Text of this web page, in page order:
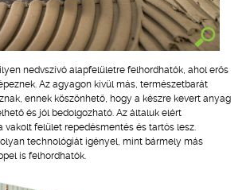
nedvszívó alapfelületre felhordhatók, ahol erős
Az agyagon kívül más, természetbarát
ennek köszönhető, hogy a készre kevert anyag
és jól bedolgozható. Az általuk elért
vakolt felület repedésmentés és tartós lesz.
technológiát igényel, mint bármely más
is felhordhatók.